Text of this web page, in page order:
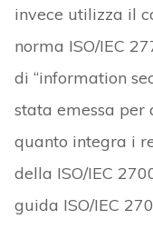
invece utilizza il
norma ISO/IEC
di “information
stata emessa per
quanto integra i
della ISO/IEC
guida ISO/IEC